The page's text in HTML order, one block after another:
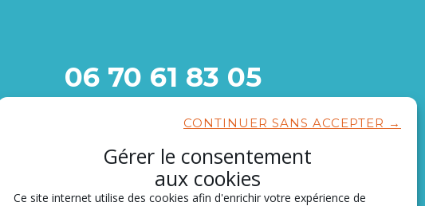
Gérer le consentement
aux cookies
Ce site internet utilise des cookies afin d'enrichir votre expérience de
CONTINUER SANS ACCEPTER →
06 70 61 83 05
CONTACTEZ-NOUS